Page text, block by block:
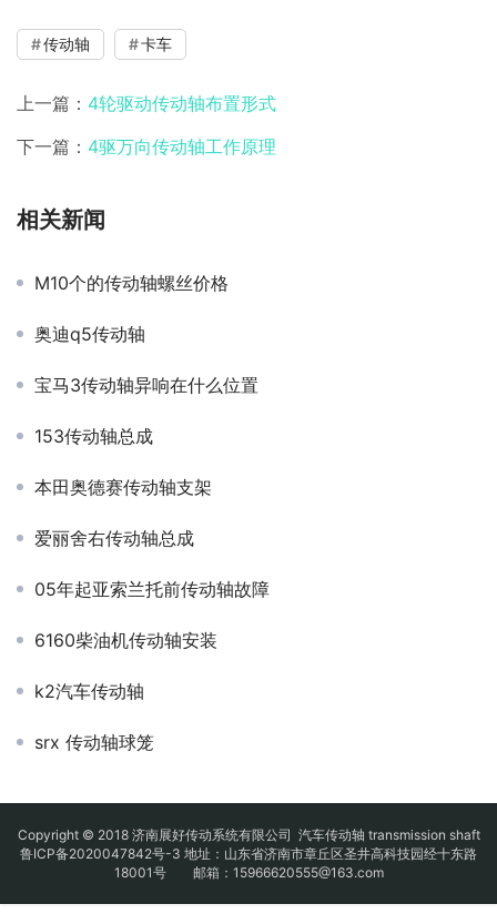
传动轴 卡车
上一篇： 4轮驱动传动轴布置形式
下一篇： 4驱万向传动轴工作原理
相关新闻
M10个的传动轴螺丝价格
奥迪q5传动轴
宝马3传动轴异响在什么位置
153传动轴总成
本田奥德赛传动轴支架
爱丽舍右传动轴总成
05年起亚索兰托前传动轴故障
6160柴油机传动轴安装
k2汽车传动轴
srx 传动轴球笼
Copyright © 2018 济南展好传动系统有限公司 汽车传动轴 transmission shaft
鲁ICP备2020047842号-3 地址：山东省济南市章丘区圣井高科技园经十东路
18001号 邮箱：15966620555@163.com